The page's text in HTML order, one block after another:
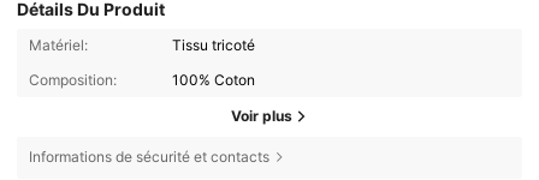
Détails Du Produit
Matériel:
Tissu tricoté
Composition:
100% Coton
Voir plus
Informations de sécurité et contacts